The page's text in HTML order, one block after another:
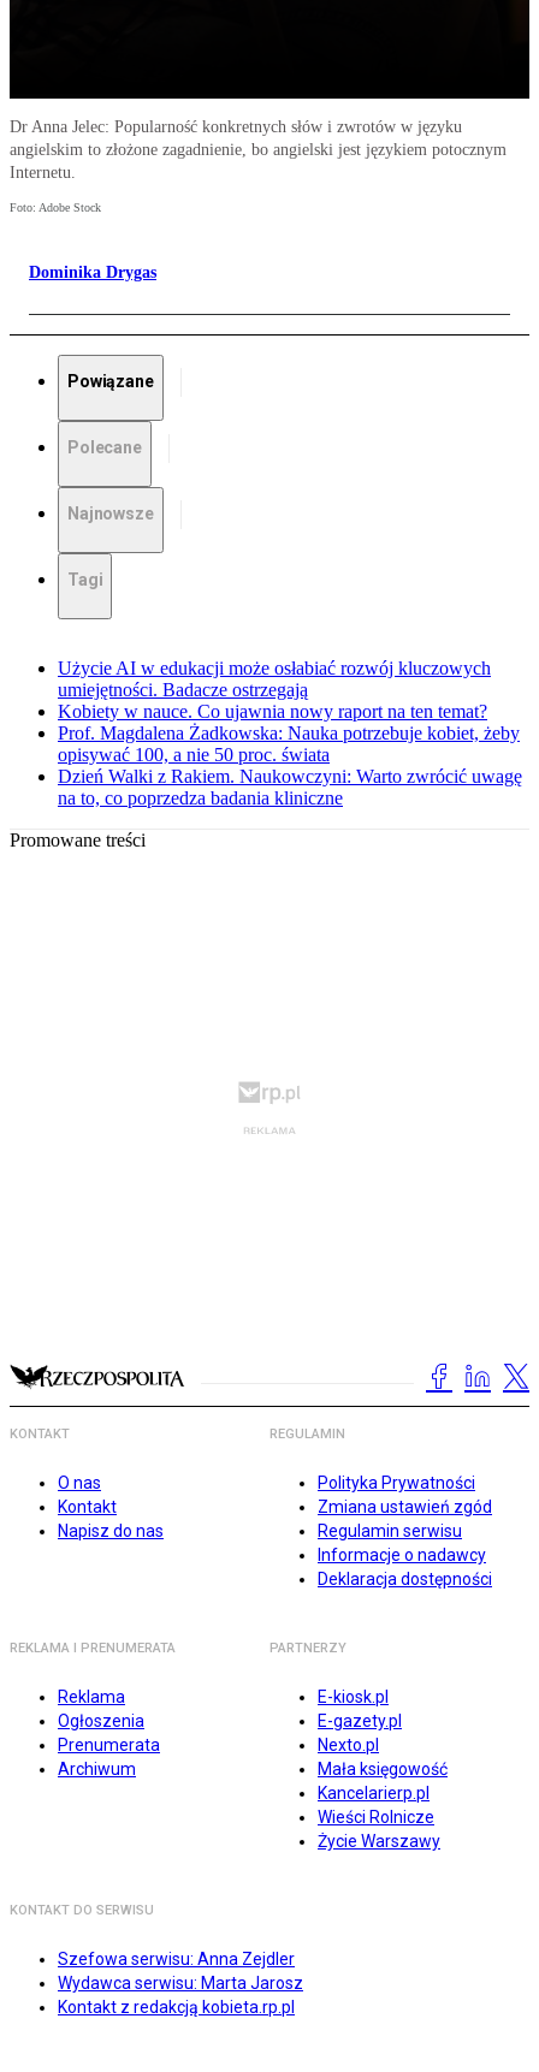
Dr Anna Jelec: Popularność konkretnych słów i zwrotów w języku
angielskim to złożone zagadnienie, bo angielski jest językiem potocznym
Internetu.
Foto: Adobe Stock
Dominika Drygas
Powiązane
Polecane
Najnowsze
Tagi
Użycie AI w edukacji może osłabiać rozwój kluczowych
umiejętności. Badacze ostrzegają
Kobiety w nauce. Co ujawnia nowy raport na ten temat?
Prof. Magdalena Żadkowska: Nauka potrzebuje kobiet, żeby
opisywać 100, a nie 50 proc. świata
Dzień Walki z Rakiem. Naukowczyni: Warto zwrócić uwagę
na to, co poprzedza badania kliniczne
Promowane treści
KONTAKT
O nas
Kontakt
Napisz do nas
REGULAMIN
Polityka Prywatności
Zmiana ustawień zgód
Regulamin serwisu
Informacje o nadawcy
Deklaracja dostępności
REKLAMA I PRENUMERATA
Reklama
Ogłoszenia
Prenumerata
Archiwum
PARTNERZY
E-kiosk.pl
E-gazety.pl
Nexto.pl
Mała księgowość
Kancelarierp.pl
Wieści Rolnicze
Życie Warszawy
KONTAKT DO SERWISU
Szefowa serwisu: Anna Zejdler
Wydawca serwisu: Marta Jarosz
Kontakt z redakcją kobieta.rp.pl